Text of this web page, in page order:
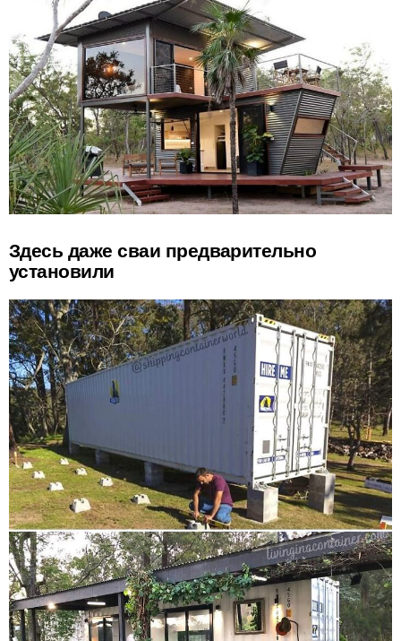
Здесь даже сваи предварительно
установили